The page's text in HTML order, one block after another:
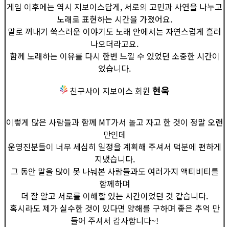
게임 이후에는 역시 지보이스답게, 서로의 고민과 사연을 나누고
노래로 표현하는 시간을 가졌어요.
말로 꺼내기 쑥스러운 이야기도 노래 안에서는 자연스럽게 흘러
나오더라고요.
함께 노래하는 이유를 다시 한번 느낄 수 있었던 소중한 시간이
었습니다.
친구사이 지보이스 회원 현욱
이렇게 많은 사람들과 함께 MT가서 놀고 자고 한 것이 정말 오랜
만인데
운영진분들이 너무 세심히 일정을 계획해 주셔서 덕분에 편하게
지냈습니다.
그 동안 말을 많이 못 나눠본 사람들과도 여러가지 액티비티를
함께하며
더 잘 알고 서로를 이해할 있는 시간이었던 것 같습니다.
혹시라도 제가 실수한 것이 있다면 양해를 구하며 좋은 추억 만
들어 주셔서 감사합니다~!